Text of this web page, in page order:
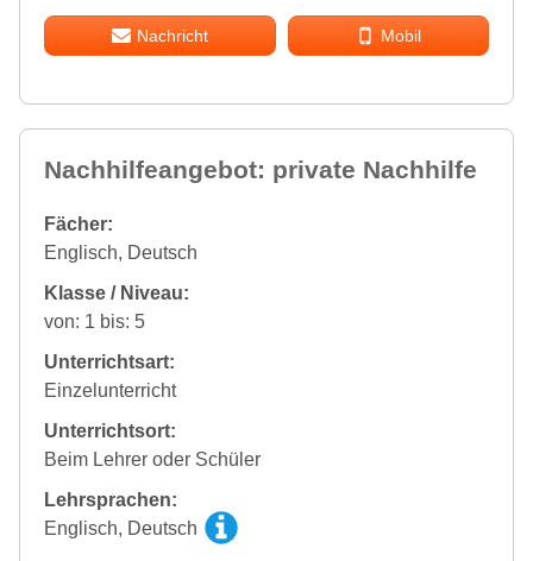
Nachricht Mobil
Nachhilfeangebot: private Nachhilfe
Fächer:
Englisch, Deutsch
Klasse / Niveau:
von: 1 bis: 5
Unterrichtsart:
Einzelunterricht
Unterrichtsort:
Beim Lehrer oder Schüler
Lehrsprachen:
Englisch, Deutsch